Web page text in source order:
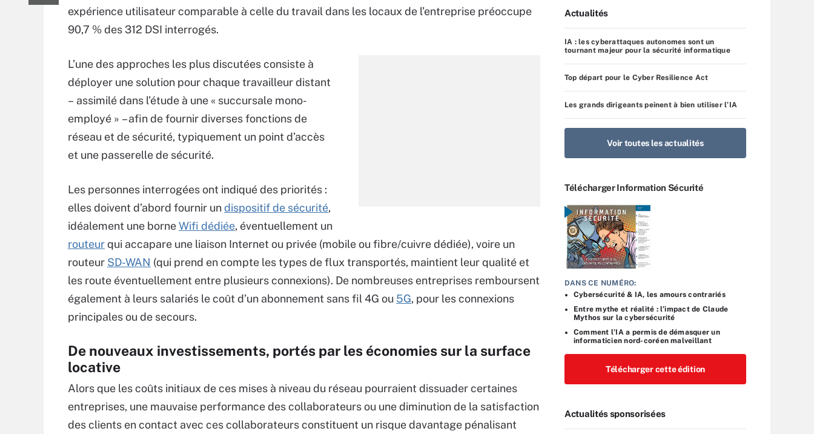
expérience utilisateur comparable à celle du travail dans les locaux de l’entreprise préoccupe
90,7 % des 312 DSI interrogés.
L’une des approches les plus discutées consiste à
déployer une solution pour chaque travailleur distant
– assimilé dans l’étude à une « succursale mono-
employé » – afin de fournir diverses fonctions de
réseau et de sécurité, typiquement un point d’accès
et une passerelle de sécurité.
Les personnes interrogées ont indiqué des priorités :
elles doivent d’abord fournir undispositif de sécurité,
idéalement une borneWifi dédiée, éventuellement un
routeurqui accapare une liaison Internet ou privée (mobile ou fibre/cuivre dédiée), voire un
routeur SD-WAN (qui prend en compte les types de flux transportés, maintient leur qualité et
les route éventuellement entre plusieurs connexions). De nombreuses entreprises remboursent
également à leurs salariés le coût d’un abonnement sans fil 4G ou 5G, pour les connexions
principales ou de secours.
De nouveaux investissements, portés par les économies sur la surface
locative
Alors que les coûts initiaux de ces mises à niveau du réseau pourraient dissuader certaines
entreprises, une mauvaise performance des collaborateurs ou une diminution de la satisfaction
des clients en contact avec ces collaborateurs constituent un risque davantage pénalisant
Actualités
IA : les cyberattaques autonomes sont un
tournant majeur pour la sécurité informatique
Top départ pour le Cyber Resilience Act
Les grands dirigeants peinent à bien utiliser l’IA
Voir toutes les actualités
Télécharger Information Sécurité
DANS CE NUMÉRO:
Cybersécurité & IA, les amours contrariés
Entre mythe et réalité : l’impact de Claude
Mythos sur la cybersécurité
Comment l’IA a permis de démasquer un
informaticien nord-coréen malveillant
Télécharger cette édition
Actualités sponsorisées